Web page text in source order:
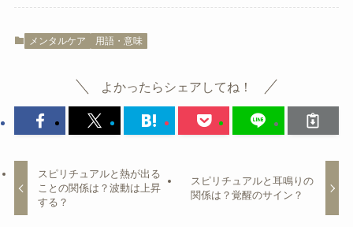
メンタルケア 用語・意味
よかったらシェアしてね！
スピリチュアルと熱が出る
ことの関係は？波動は上昇
する？
スピリチュアルと耳鳴りの
関係は？覚醒のサイン？